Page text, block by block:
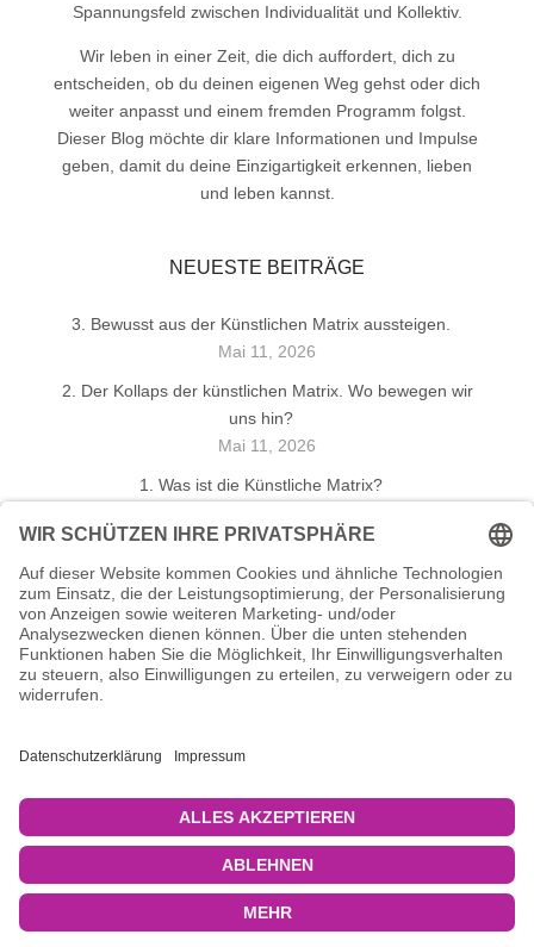
Spannungsfeld zwischen Individualität und Kollektiv.
Wir leben in einer Zeit, die dich auffordert, dich zu
entscheiden, ob du deinen eigenen Weg gehst oder dich
weiter anpasst und einem fremden Programm folgst.
Dieser Blog möchte dir klare Informationen und Impulse
geben, damit du deine Einzigartigkeit erkennen, lieben
und leben kannst.
NEUESTE BEITRÄGE
3. Bewusst aus der Künstlichen Matrix aussteigen.
Mai 11, 2026
2. Der Kollaps der künstlichen Matrix. Wo bewegen wir
uns hin?
Mai 11, 2026
1. Was ist die Künstliche Matrix?
April 3, 2026
Ein Schlüssel zum Selbst
September 29, 2025
KÜNSTLICHE MATRIX MEDIALITÄT
IHaftungsausschluss